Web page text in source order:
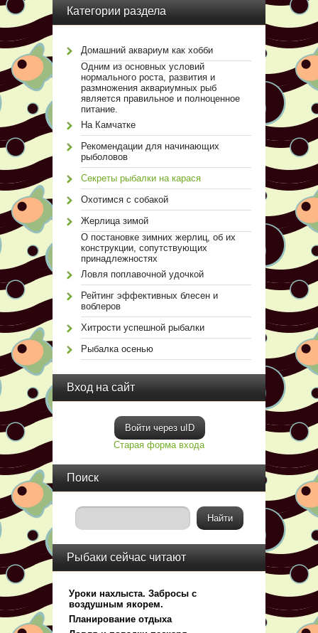
Категории раздела
Домашний аквариум как хобби
Одним из основных условий
нормального роста, развития и
размножения аквариумных рыб
является правильное и полноценное
питание.
На Камчатке
Рекомендации для начинающих
рыболовов
Секреты рыбалки на карася
Охотимся с собакой
Жерлица зимой
О постановке зимних жерлиц, об их
конструкции, сопутствующих
принадлежностях
Ловля поплавочной удочкой
Рейтинг эффективных блесен и
воблеров
Хитрости успешной рыбалки
Рыбалка осенью
Вход на сайт
Войти через uID
Старая форма входа
Поиск
Рыбаки сейчас читают
Уроки нахлыста. Забросы с
воздушным якорем.
Планирование отдыха